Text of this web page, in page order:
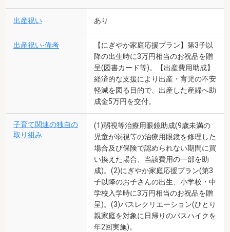
出産祝い あり
出産祝い-備考
【にぎやか家庭応援プラン】第3子以
降の出生時に3万円相当のお祝品を贈
呈(図書カード等)。【出産費用助成】
経済的な支援により出産・育児の不安
軽減を図る目的で、出産した産婦へ助
成金5万円を交付。
子育て関連の独自の
取り組み
(1)弱視等治療用眼鏡助成(9歳未満の
児童が弱視等の治療用眼鏡を修理した
場合及び保険で認められない期間に買
い換えた場合、当該費用の一部を助
成)。(2)にぎやか家庭応援プラン(第3
子以降のお子さんの出生、小学校・中
学校入学時に3万円相当のお祝品を贈
呈)。(3)バスレクリエーション(ひとり
親家庭を対象に日帰りのバスハイクを
年2回実施)。